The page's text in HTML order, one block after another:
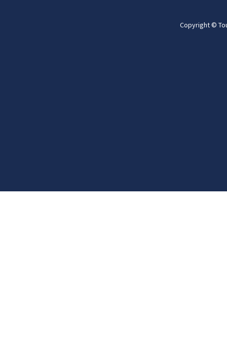
Copyright ©